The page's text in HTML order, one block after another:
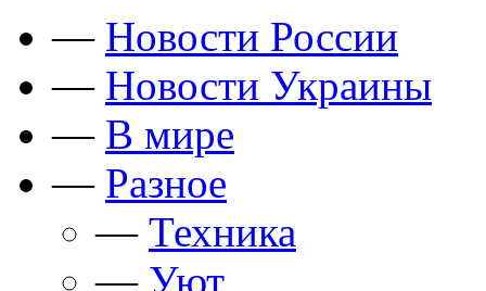
— Новости России
— Новости Украины
— В мире
— Разное
— Техника
— Уют